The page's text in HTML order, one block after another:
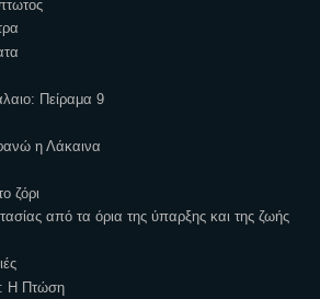
Πείραμα 9
η Λάκαινα
ζόρι
από τα όρια της ύπαρξης και της ζωής
Η Πτώση